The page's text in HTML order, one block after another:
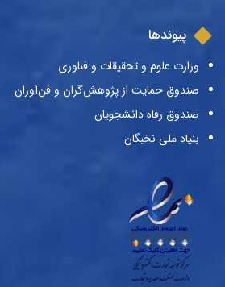
پیوندها
وزارت علوم و تحقیقات و فناوری
صندوق حمایت از پژوهش‌گران و فن‌آوران
صندوق رفاه دانشجویان
بنیاد ملی نخبگان